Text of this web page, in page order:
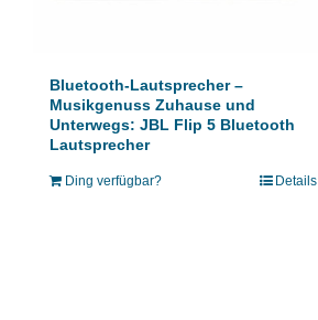
Bluetooth-Lautsprecher –
Musikgenuss Zuhause und
Unterwegs: JBL Flip 5 Bluetooth
Lautsprecher
Ding verfügbar? Details